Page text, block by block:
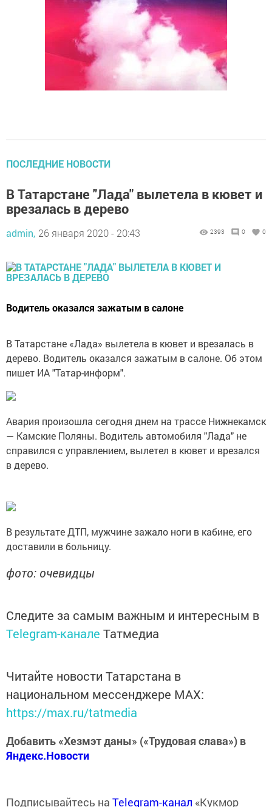
ПОСЛЕДНИЕ НОВОСТИ
В Татарстане "Лада" вылетела в кювет и
врезалась в дерево
admin, 26 января 2020 - 20:43 2393 0 0
Водитель оказался зажатым в салоне
В Татарстане «Лада» вылетела в кювет и врезалась в
дерево. Водитель оказался зажатым в салоне. Об этом
пишет ИА "Татар-информ".
Авария произошла сегодня днем на трассе Нижнекамск
— Камские Поляны. Водитель автомобиля "Лада" не
справился с управлением, вылетел в кювет и врезался
в дерево.
В результате ДТП, мужчине зажало ноги в кабине, его
доставили в больницу.
фото: очевидцы
Следите за самым важным и интересным в
Telegram-канале Татмедиа
Читайте новости Татарстана в
национальном мессенджере MАХ:
https://max.ru/tatmedia
Добавить «Хезмэт даны» («Трудовая слава») в
Яндекс.Новости
Подписывайтесь на Telegram-канал «Кукмор